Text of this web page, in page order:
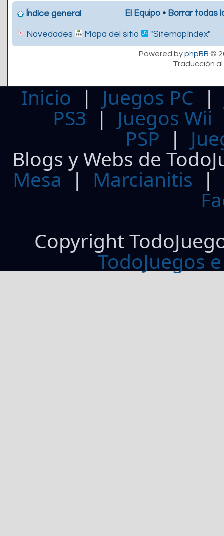
Índice general El Equipo • Borrar todas
Novedades Mapa del sitio "SitemapIndex"
Powered byphpBB ©
Traducción
Inicio | Juegos PC
PS3| Juegos Wii
PSP |
Blogs y Webs de
Mesa | Marcianitis |
Copyright
TodoJuegos